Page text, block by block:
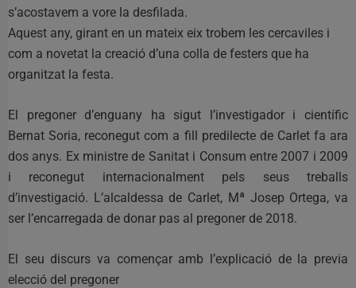
s’acostavem a vore la desfilada.
Aquest any, girant en un mateix eix trobem les cercaviles i
com a novetat la creació d’una colla de festers que ha
organitzat la festa.
El pregoner d’enguany ha sigut l’investigador i científic
Bernat Soria, reconegut com a fill predilecte de Carlet fa ara
dos anys. Ex ministre de Sanitat i Consum entre 2007 i 2009
i reconegut internacionalment pels seus treballs
d’investigació. L’alcaldessa de Carlet, Mª Josep Ortega, va
ser l’encarregada de donar pas al pregoner de 2018.
El seu discurs va començar amb l’explicació de la previa
elecció del pregoner